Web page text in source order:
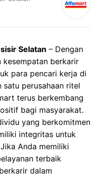
Selatan – Dengan
kesempatan berkarir
para pencari kerja di
satu perusahaan ritel
terus berkembang
bagi masyarakat.
yang berkomitmen
integritas untuk
Anda memiliki
terbaik
dalam